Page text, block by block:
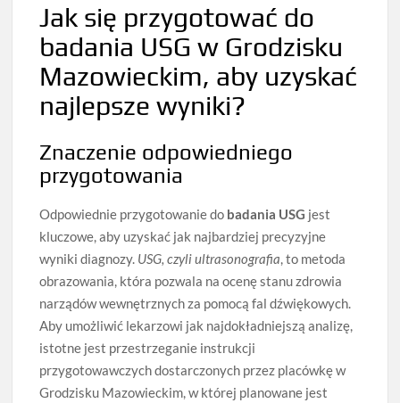
Jak się przygotować do
badania USG w Grodzisku
Mazowieckim, aby uzyskać
najlepsze wyniki?
Znaczenie odpowiedniego
przygotowania
Odpowiednie przygotowanie do badania USG jest
kluczowe, aby uzyskać jak najbardziej precyzyjne
wyniki diagnozy. USG, czyli ultrasonografia, to metoda
obrazowania, która pozwala na ocenę stanu zdrowia
narządów wewnętrznych za pomocą fal dźwiękowych.
Aby umożliwić lekarzowi jak najdokładniejszą analizę,
istotne jest przestrzeganie instrukcji
przygotowawczych dostarczonych przez placówkę w
Grodzisku Mazowieckim, w której planowane jest